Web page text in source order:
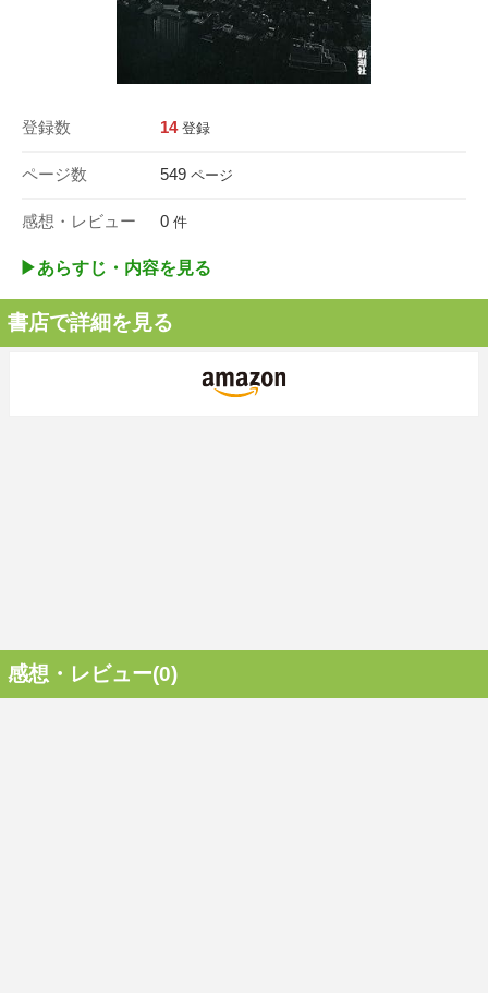
登録数 14 登録
ページ数 549 ページ
感想・レビュー 0 件
▶︎あらすじ・内容を見る
書店で詳細を見る
感想・レビュー(0)